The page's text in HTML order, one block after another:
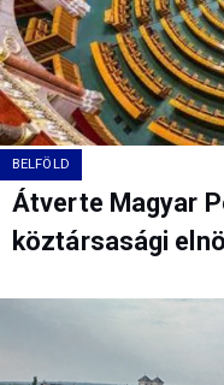
BELFÖLD
Átverte Magyar
köztársasági